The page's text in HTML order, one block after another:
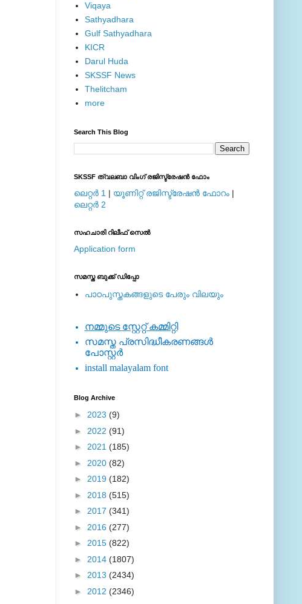
Viqaya
Sathyadhara
Gulf Sathyadhara
KICR
Darul Huda
SKSSF News
Thelitcham
more
Search This Blog
SKSSF ത്വലബാ വിംഗ് രജിസ്ട്രേഷന്‍ ഫോം
ലെറ്റര്‍ 1 | യൂണിറ്റ് രജിസ്ട്രേഷന്‍ ഫോറം |
ലെറ്റര്‍ 2
സഹചാരി റിലീഫ് സെല്‍
Application form
സമസ്ത ബുക്ക് ഡിപ്പോ
പാഠപുസ്തകങ്ങളുടെ പേരും വിലയും
നമ്മുടെ സ്റ്റേറ്റ് കമ്മിറ്റി
സമസ്ത പ്രസിദ്ധീകരണങ്ങള്‍
പോസ്റ്റര്‍
install malayalam font
Blog Archive
► 2023 (9)
► 2022 (91)
► 2021 (185)
► 2020 (82)
► 2019 (182)
► 2018 (515)
► 2017 (341)
► 2016 (277)
► 2015 (822)
► 2014 (1807)
► 2013 (2434)
► 2012 (2346)